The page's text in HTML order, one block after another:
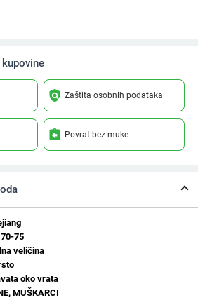
policy Zaštita osobnih podataka
assignment_return Povrat bez muke
75
veličina
oko vrata
MUŠKARCI